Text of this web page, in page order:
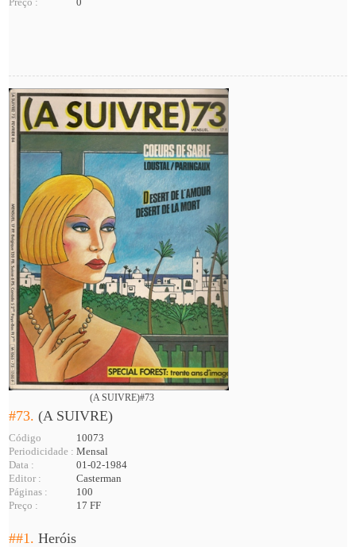
(A SUIVRE)#73
#73.(A SUIVRE)
Código
10073
Periodicidade : Mensal
Data :
01-02-1984
Editor :
Casterman
Páginas :
100
Preço :
17 FF
##1.Heróis